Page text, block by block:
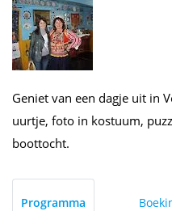
Geniet van een dagje uit in
uurtje, foto in kostuum,
boottocht.
Programma